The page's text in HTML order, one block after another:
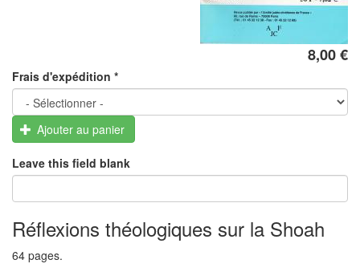
8,00 €
Frais d'expédition *
Ajouter au panier
Leave this field blank
Réflexions théologiques sur la Shoah
64 pages.